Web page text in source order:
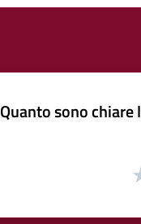
Quanto sono